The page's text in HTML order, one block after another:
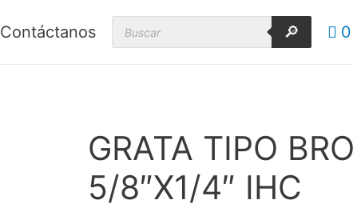
Contáctanos
Products
search
🔎
GRATA TIPO
5/8″X1/4″ IHC